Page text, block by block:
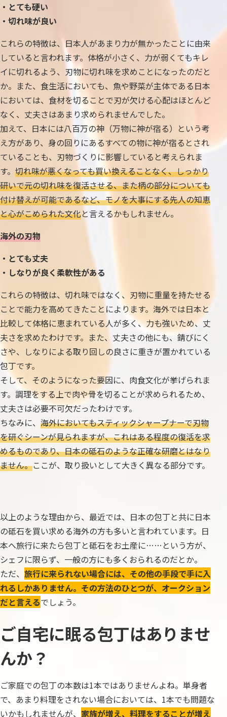
・とても硬い
・切れ味が良い
これらの特徴は、日本人があまり力が無かったことに由来
していると言われます。体格が小さく、力が弱くてもキレ
イに切れるよう、刃物に切れ味を求めことになったのだと
か。また、食生活においても、魚や野菜が主体である日本
においては、食材を切ることで刃が欠ける心配はほとんど
なく、丈夫さはあまり求められませんでした。
加えて、日本には八百万の神（万物に神が宿る）という考
え方があり、身の回りにあるすべての物に神が宿るとされ
ていることも、刃物づくりに影響していると考えられま
す。 切れ味が悪くなっても買い換えることなく、しっかり
研いで元の切れ味を復活させる、また柄の部分についても
付け替えが可能であるなど、モノを大事にする先人の知恵
と心がこめられた文化と言えるかもしれません。
海外の刃物
・とても丈夫
・しなりが良く柔軟性がある
これらの特徴は、切れ味ではなく、刃物に重量を持たせる
ことで能力を高めてきたことによります。海外では日本と
比較して体格に恵まれている人が多く、力も強いため、丈
夫さを求めたわけです。また、丈夫さの他にも、錆びにく
さや、しなりによる取り回しの良さに重きが置かれている
包丁です。
そして、そのようになった要因に、肉食文化が挙げられま
す。調理をする上で肉や骨を切ることが求められるため、
丈夫さは必要不可欠だったわけです。
ちなみに、 海外においてもスティックシャープナーで刃物
を研ぐシーンが見られますが、これはある程度の復活を求
めるものであり、日本の砥石のような正確な研磨とはなり
ません。ここが、取り扱いとして大きく異なる部分です。
以上のような理由から、最近では、日本の包丁と共に日本
の砥石を買い求める海外の方も多いと言われています。日
本へ旅行に来たら包丁と砥石をお土産に……という方が、
シェフに限らず、一般の方にも多くおられるのだとか。
ただ、 旅行に来られない場合には、その他の手段で手に入
れるしかありません。その方法のひとつが、オークション
だと言えるでしょう。
ご自宅に眠る包丁はありませ
んか？
ご家庭での包丁の本数は1本ではありませんよね。単身者
で、あまり料理をされない場合においては、1本でも問題な
いかもしれませんが、 家族が増え、料理をすることが増え